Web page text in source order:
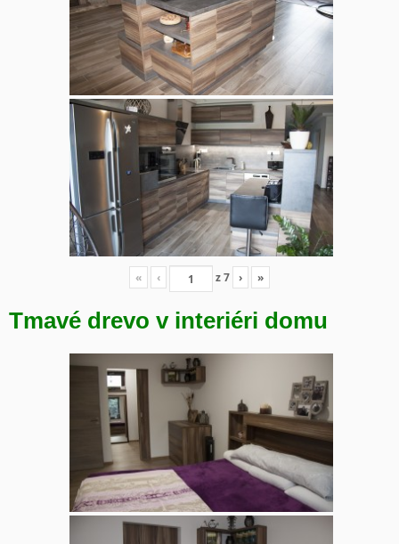
« ‹ z7 › »
Tmavé drevo v interiéri domu